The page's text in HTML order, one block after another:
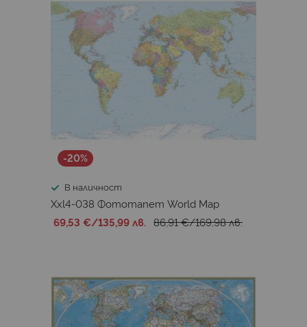
DesignWalls Flair Heritage
Home - Imagine 4 Infinity Infinity 2
Pure Pure 2 RAW
Stefan Hefele 1
Stefan Hefele 2 Walls by Patel 4
Walls by Patel 5
360 Evolution Panels
JV202 Murals Decor Artistry
-20%
В наличност
Xxl4-038 Фототапет World Map
69,53 €/135,99 лв. 86,91 €/169,98 лв.